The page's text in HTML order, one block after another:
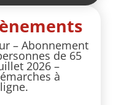
– Abonnement
de 65
2026 –
à